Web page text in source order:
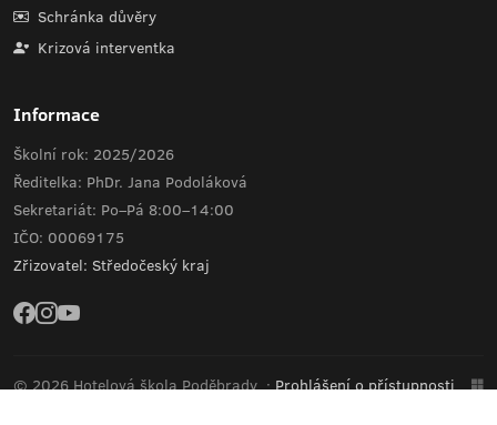
Schránka důvěry
Krizová interventka
Informace
Školní rok: 2025/2026
Ředitelka: PhDr. Jana Podoláková
Sekretariát: Po–Pá 8:00–14:00
IČO: 00069175
Zřizovatel: Středočeský kraj
© 2026 Hotelová škola Poděbrady·Prohlášení o přístupnosti